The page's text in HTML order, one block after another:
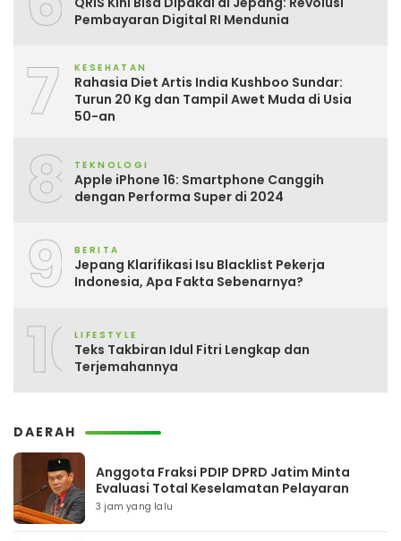
Pembayaran Digital RI Mendunia
7 KESEHATAN
Rahasia Diet Artis India Kushboo Sundar:
Turun 20 Kg dan Tampil Awet Muda di Usia
50-an
8 TEKNOLOGI
Apple iPhone 16: Smartphone Canggih
dengan Performa Super di 2024
9 BERITA
Jepang Klarifikasi Isu Blacklist Pekerja
Indonesia, Apa Fakta Sebenarnya?
10LIFESTYLE
Teks Takbiran Idul Fitri Lengkap dan
Terjemahannya
DAERAH
Anggota Fraksi PDIP DPRD Jatim Minta
Evaluasi Total Keselamatan Pelayaran
3 jam yang lalu